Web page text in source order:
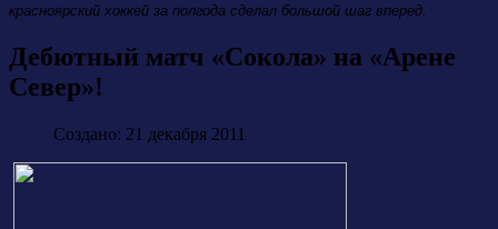
красноярский хоккей за полгода сделал большой шаг вперед.
Дебютный матч «Сокола» на «Арене
Север»!
Создано: 21 декабря 2011